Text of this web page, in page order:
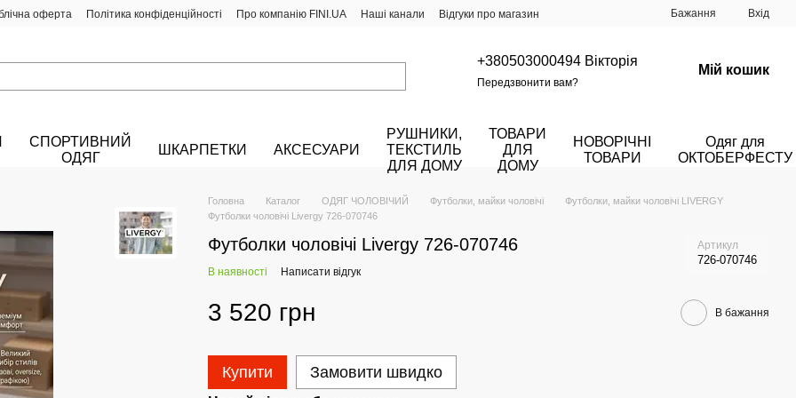
оферта Політика конфіденційності Про компанію FINI.UA Наші канали Відгуки про магазин Бажання Вхід
+380503000494 Вікторія
Передзвонити вам?
Мій кошик
СПОРТИВНИЙ
ОДЯГ
ШКАРПЕТКИ АКСЕСУАРИ
РУШНИКИ,
ТЕКСТИЛЬ
ДЛЯ ДОМУ
ТОВАРИ
ДЛЯ
ДОМУ
НОВОРІЧНІ
ТОВАРИ
Одяг для
ОКТОБЕРФЕСТУ
Головна Каталог ОДЯГ ЧОЛОВІЧИЙ Футболки, майки чоловічі
Футболки, майки чоловічі LIVERGY
Футболки чоловічі Livergy 726-070746
Футболки чоловічі Livergy 726-070746 Артикул
726-070746
В наявності Написати відгук
3 520 грн В бажання
Купити Замовити швидко